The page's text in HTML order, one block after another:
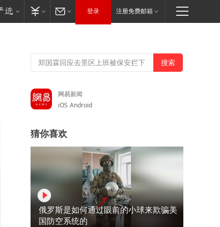
登录 注册免费邮箱
网易新闻
iOS Android
猜你喜欢
俄罗斯是如何通过眼前的小球来欺骗美
国防空系统的